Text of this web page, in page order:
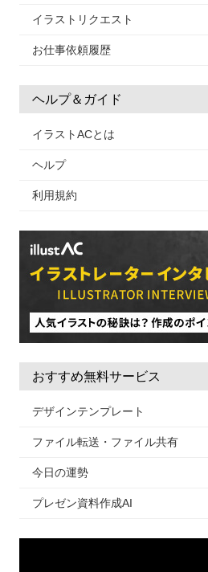
イラストリクエスト
お仕事依頼履歴
ヘルプ＆ガイド
イラストACとは
ヘルプ
利用規約
おすすめ無料サービス
デザインテンプレート
ファイル転送・ファイル共有
今日の運勢
プレゼン資料作成AI